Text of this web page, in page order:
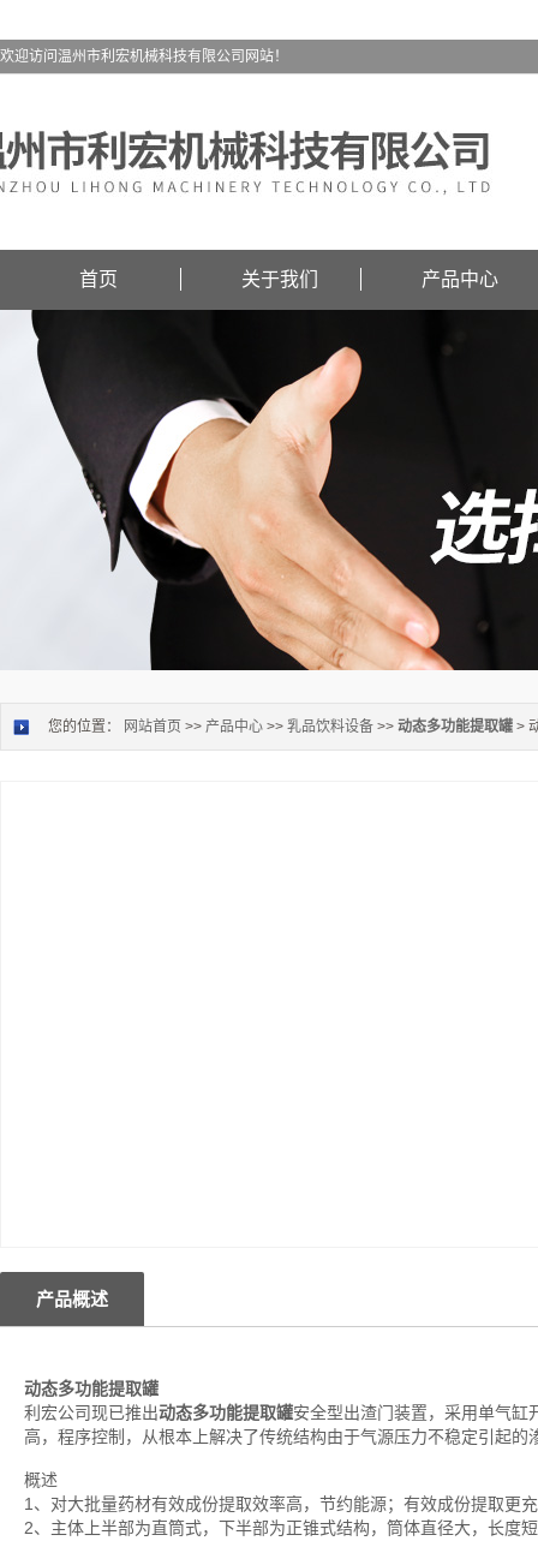
欢迎访问温州市利宏机械科技有限公司网站！
首页 关于我们 产品中心
您的位置： 网站首页 >> 产品中心 >> 乳品饮料设备 >> 动态多功能提取罐 >
产品概述
动态多功能提取罐
利宏公司现已推出动态多功能提取罐安全型出渣门装置，采用单气缸
高，程序控制，从根本上解决了传统结构由于气源压力不稳定引起
概述
1、对大批量药材有效成份提取效率高，节约能源；有效成份提取更
2、主体上半部为直筒式，下半部为正锥式结构，筒体直径大，长度